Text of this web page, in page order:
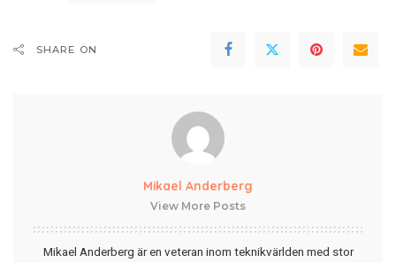
SHARE ON
Mikael Anderberg
View More Posts
Mikael Anderberg är en veteran inom teknikvärlden med stor